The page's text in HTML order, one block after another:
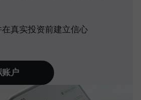
在真实投资前建立信心
账户